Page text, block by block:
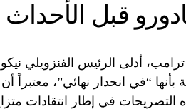
قبل الأحداث
أدلى الرئيس الفنزويلي
بأنها “في انحدار نهائي”،
التصريحات في إطار انتقادات